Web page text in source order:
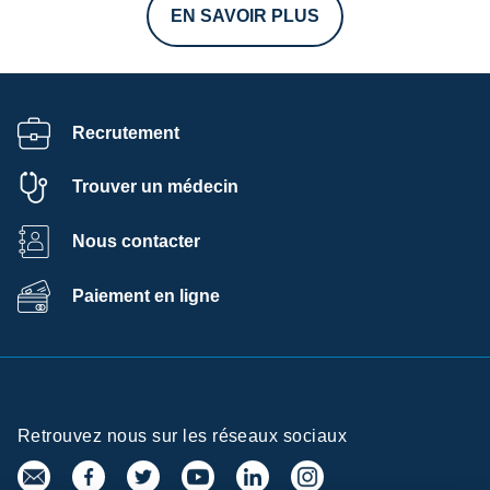
EN SAVOIR PLUS
Recrutement
Trouver un médecin
Nous contacter
Paiement en ligne
Retrouvez nous sur les réseaux sociaux